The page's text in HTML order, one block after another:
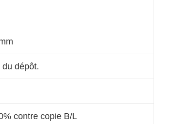
dépôt.
contre copie B/L